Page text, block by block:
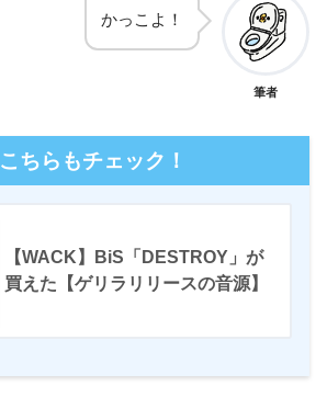
かっこよ！
筆者
こちらもチェック！
【WACK】BiS「DESTROY」が
買えた【ゲリラリリースの音源】